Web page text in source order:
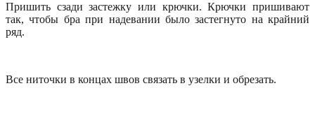
Пришить сзади застежку или крючки. Крючки пришивают
так, чтобы бра при надевании было застегнуто на крайний
ряд.
Все ниточки в концах швов связать в узелки и обрезать.